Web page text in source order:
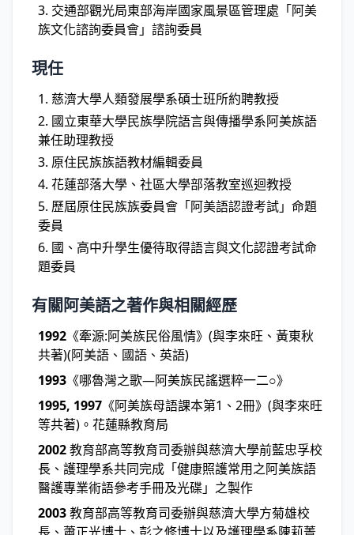
交通部觀光局東部海岸國家風景區管理處「阿美
族文化諮詢委員會」諮詢委員
現任
慈濟大學人類發展學系碩士班所約聘教授
國立東華大學民族學院語言與傳播學系阿美族語
兼任助理教授
原住民族族語教材編輯委員
花蓮部落大學、社區大學部落教室巡迴教授
歷屆原住民族族委員會「阿美語認證考試」命題
委員
國、高中升學生優待取得語言與文化認證考試命
題委員
有關阿美語之著作與相關經歷
1992 《牽源:阿美族民俗風情》(與李來旺、黃東秋
共著)(阿美語、國語、英語)
1993 《哪魯灣之歌—阿美族民謠選粹一二○》
1995, 1997 《阿美族母語課本第1、2冊》(與李來旺
等共著)。花蓮縣教育局
2002教育部高等教育司委辦與慈濟大學前藍忠孚校
長、護理學系共同完成「健康照護常用之阿美族語
醫護專業術語參考手冊及光碟」之製作
2003教育部高等教育司委辦與慈濟大學方菊雄校
長、蕭正光博士、彭之修博士以及護理學系陳莉菁